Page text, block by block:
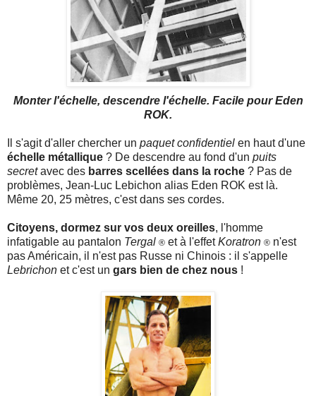
Monter l'échelle, descendre l'échelle. Facile pour Eden
ROK.
Il s'agit d'aller chercher un paquet confidentiel en haut d'une
échelle métallique ? De descendre au fond d'un puits
secretavec des barres scellées dans la roche ? Pas de
problèmes, Jean-Luc Lebichon alias Eden ROK est là.
Même 20, 25 mètres, c'est dans ses cordes.
Citoyens, dormez sur vos deux oreilles, l'homme
infatigable au pantalon Tergal ® et à l'effetKoratron ® n'est
pas Américain, il n'est pas Russe ni Chinois : il s'appelle
Lebrichon et c'est un gars bien de chez nous !